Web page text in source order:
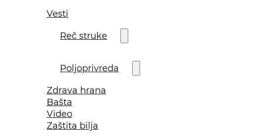
Vesti
Reč struke
Poljoprivreda
Zdrava hrana
Bašta
Video
Zaštita bilja